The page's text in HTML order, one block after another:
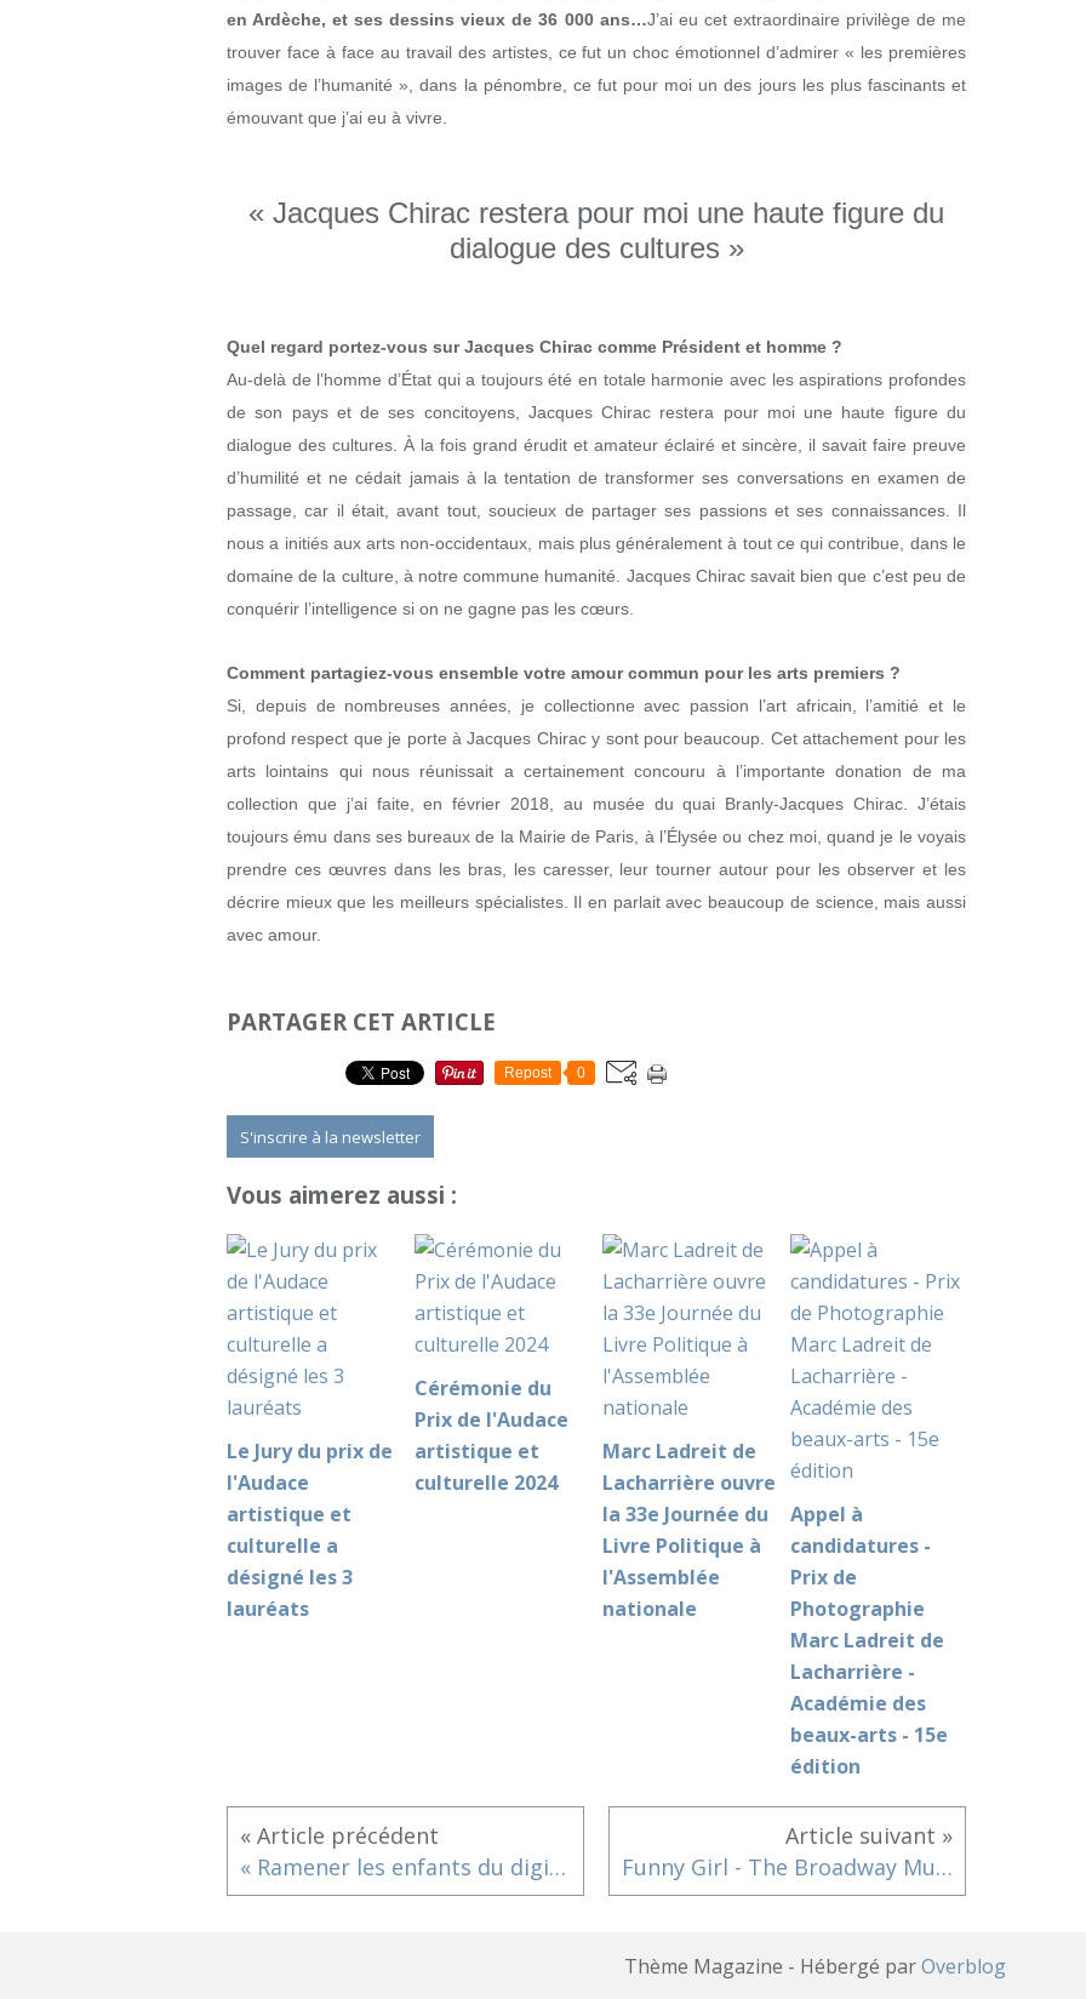
en Ardèche, et ses dessins vieux de 36 000 ans…J’ai eu cet extraordinaire privilège de me
trouver face à face au travail des artistes, ce fut un choc émotionnel d’admirer « les premières
images de l’humanité », dans la pénombre, ce fut pour moi un des jours les plus fascinants et
émouvant que j’ai eu à vivre.
« Jacques Chirac restera pour moi une haute figure du
dialogue des cultures »
Quel regard portez-vous sur Jacques Chirac comme Président et homme ?
Au-delà de l’homme d’État qui a toujours été en totale harmonie avec les aspirations profondes
de son pays et de ses concitoyens, Jacques Chirac restera pour moi une haute figure du
dialogue des cultures. À la fois grand érudit et amateur éclairé et sincère, il savait faire preuve
d’humilité et ne cédait jamais à la tentation de transformer ses conversations en examen de
passage, car il était, avant tout, soucieux de partager ses passions et ses connaissances. Il
nous a initiés aux arts non-occidentaux, mais plus généralement à tout ce qui contribue, dans le
domaine de la culture, à notre commune humanité. Jacques Chirac savait bien que c’est peu de
conquérir l’intelligence si on ne gagne pas les cœurs.
Comment partagiez-vous ensemble votre amour commun pour les arts premiers ?
Si, depuis de nombreuses années, je collectionne avec passion l’art africain, l’amitié et le
profond respect que je porte à Jacques Chirac y sont pour beaucoup. Cet attachement pour les
arts lointains qui nous réunissait a certainement concouru à l’importante donation de ma
collection que j’ai faite, en février 2018, au musée du quai Branly-Jacques Chirac. J’étais
toujours ému dans ses bureaux de la Mairie de Paris, à l’Élysée ou chez moi, quand je le voyais
prendre ces œuvres dans les bras, les caresser, leur tourner autour pour les observer et les
décrire mieux que les meilleurs spécialistes. Il en parlait avec beaucoup de science, mais aussi
avec amour.
PARTAGER CET ARTICLE
Repost 0
S'inscrire à la newsletter
Vous aimerez aussi :
Le Jury du prix de
l'Audace
artistique et
culturelle a
désigné les 3
lauréats
Cérémonie du
Prix de l'Audace
artistique et
culturelle 2024
Marc Ladreit de
Lacharrière ouvre
la 33e Journée du
Livre Politique à
l'Assemblée
nationale
Appel à
candidatures -
Prix de
Photographie
Marc Ladreit de
Lacharrière -
Académie des
beaux-arts - 15e
édition
« Article précédent
« Ramener les enfants du digital vers la télévision »
Article suivant »
Funny Girl - The Broadway Musical au Théâtre Marigny à partir du 7 novembre 2019
Thème Magazine - Hébergé parOverblog